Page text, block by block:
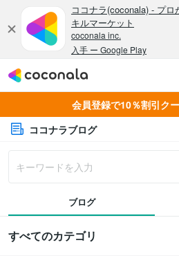
会員登録で10％割引ク
ココナラブログ
ブログ
すべてのカテゴリ